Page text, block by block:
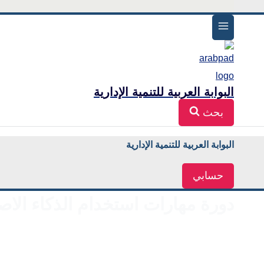
البوابة العربية للتنمية الإدارية
بحث
البوابة العربية للتنمية الإدارية
حسابي